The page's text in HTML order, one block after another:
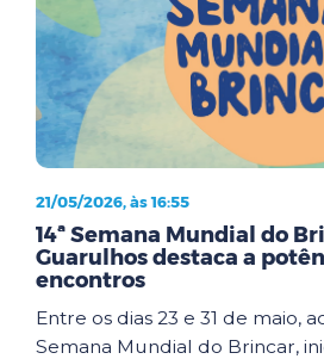
21/05/2026, às 16:55
14ª Semana Mundial do
Guarulhos destaca a
encontros
Entre os dias 23 e 31 de maio,
Semana Mundial do Brincar,